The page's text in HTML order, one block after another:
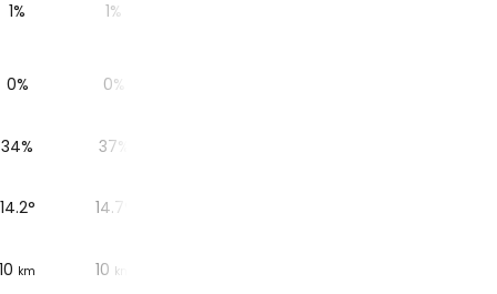
1% 1%
0% 0%
34% 37%
14.2° 14.7
10 km 10 km